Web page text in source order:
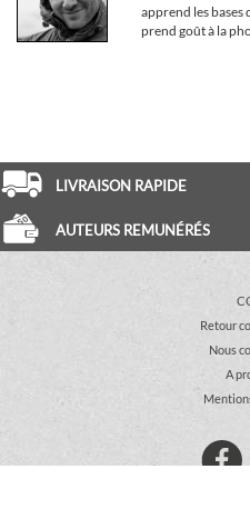
apprend les bases
prend goût à la
LIVRAISON RAPIDE
AUTEURS REMUNÉRÉS
Retour
Nous
A